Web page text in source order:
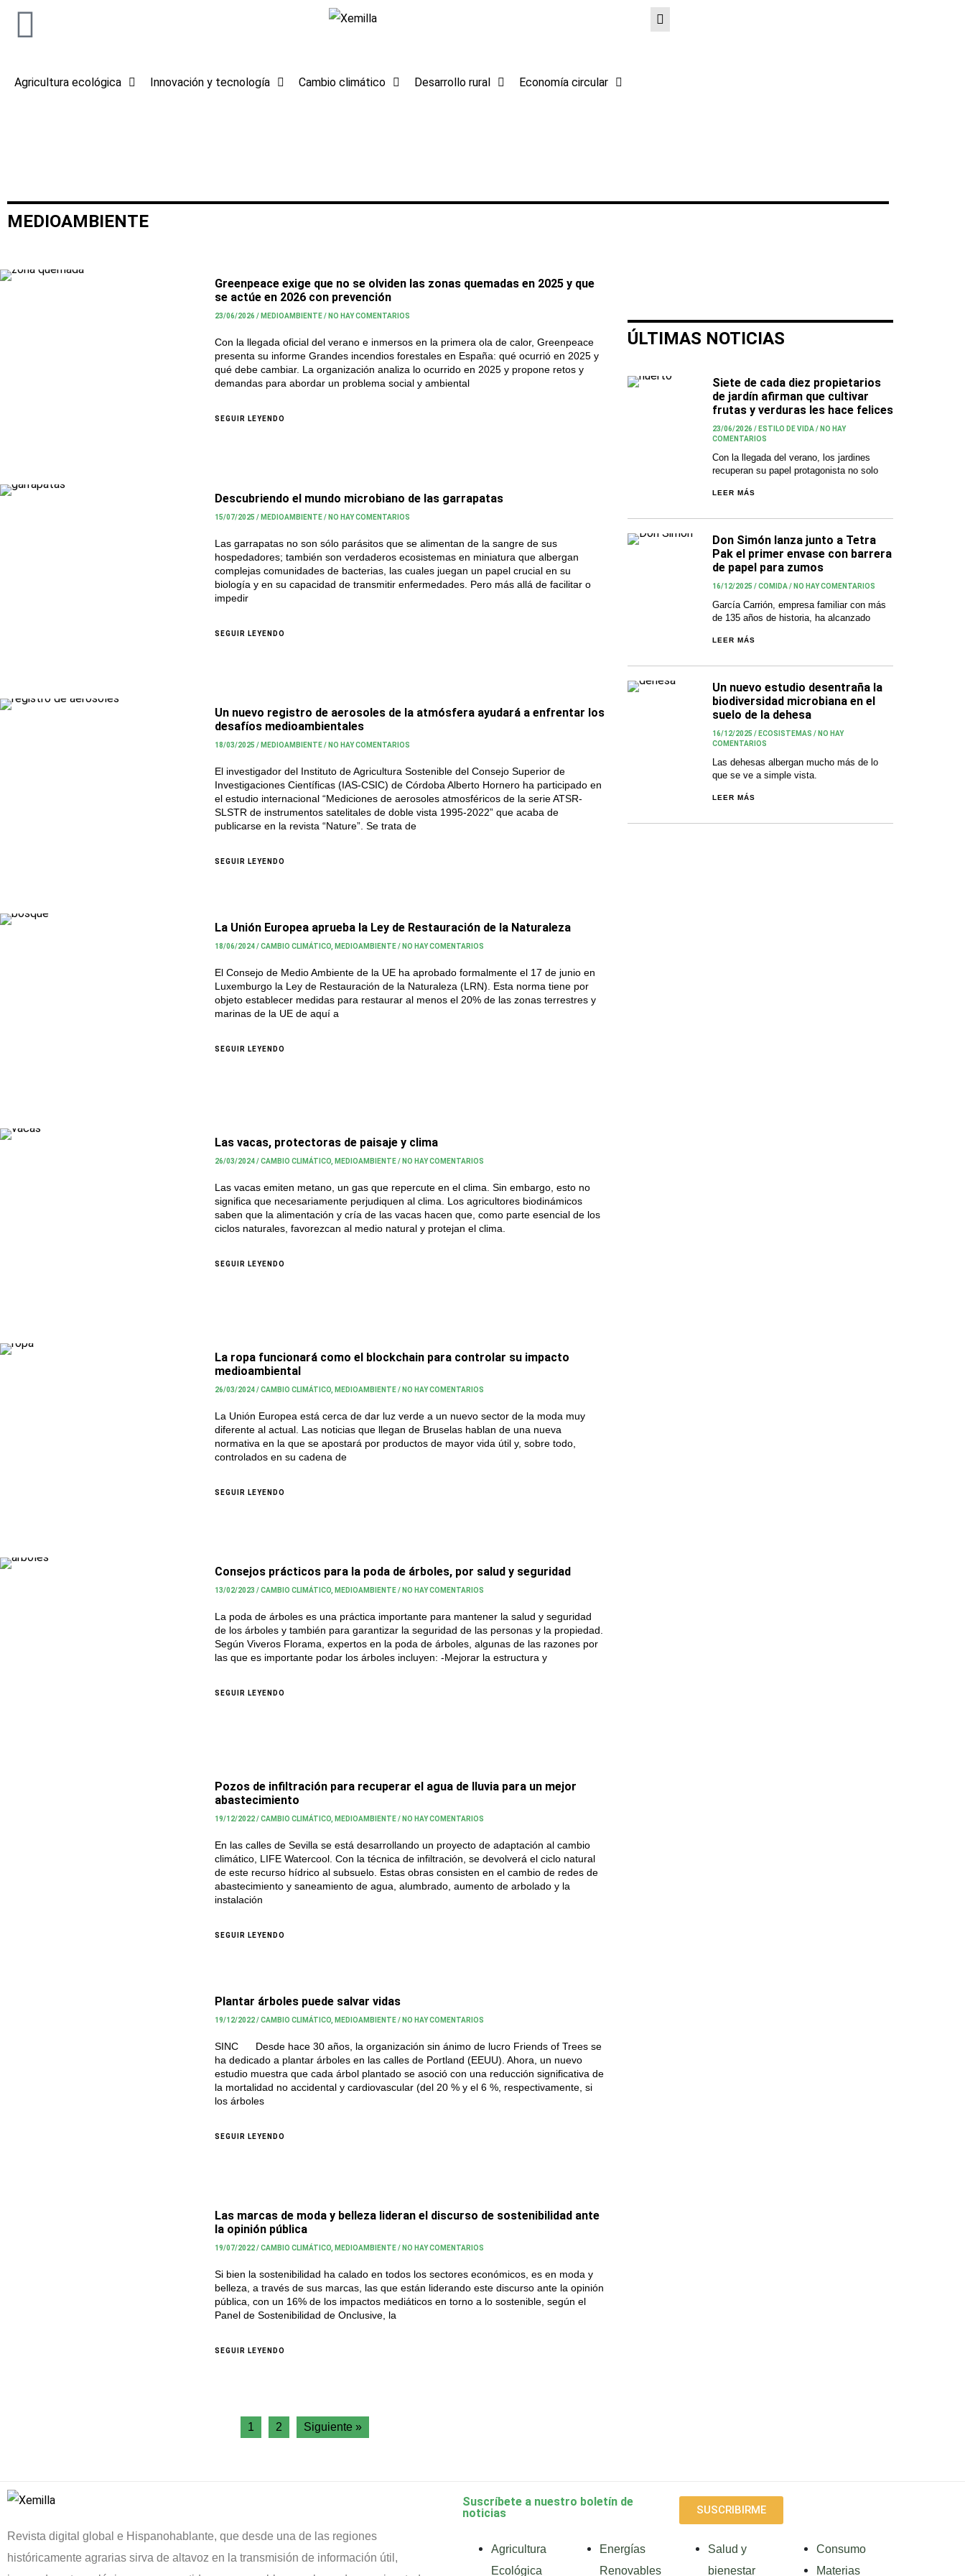
Agricultura ecológica Innovación y tecnología Cambio climático Desarrollo rural Economía circular
MEDIOAMBIENTE
Greenpeace exige que no se olviden las zonas quemadas en 2025 y que
se actúe en 2026 con prevención
23/06/2026 / MEDIOAMBIENTE / NO HAY COMENTARIOS
Con la llegada oficial del verano e inmersos en la primera ola de calor, Greenpeace
presenta su informe Grandes incendios forestales en España: qué ocurrió en 2025 y
qué debe cambiar. La organización analiza lo ocurrido en 2025 y propone retos y
demandas para abordar un problema social y ambiental
SEGUIR LEYENDO
Descubriendo el mundo microbiano de las garrapatas
15/07/2025 / MEDIOAMBIENTE / NO HAY COMENTARIOS
Las garrapatas no son sólo parásitos que se alimentan de la sangre de sus
hospedadores; también son verdaderos ecosistemas en miniatura que albergan
complejas comunidades de bacterias, las cuales juegan un papel crucial en su
biología y en su capacidad de transmitir enfermedades. Pero más allá de facilitar o
impedir
SEGUIR LEYENDO
Un nuevo registro de aerosoles de la atmósfera ayudará a enfrentar los
desafíos medioambientales
18/03/2025 / MEDIOAMBIENTE / NO HAY COMENTARIOS
El investigador del Instituto de Agricultura Sostenible del Consejo Superior de
Investigaciones Científicas (IAS-CSIC) de Córdoba Alberto Hornero ha participado en
el estudio internacional “Mediciones de aerosoles atmosféricos de la serie ATSR-
SLSTR de instrumentos satelitales de doble vista 1995-2022” que acaba de
publicarse en la revista “Nature”. Se trata de
SEGUIR LEYENDO
La Unión Europea aprueba la Ley de Restauración de la Naturaleza
18/06/2024 / CAMBIO CLIMÁTICO, MEDIOAMBIENTE / NO HAY COMENTARIOS
El Consejo de Medio Ambiente de la UE ha aprobado formalmente el 17 de junio en
Luxemburgo la Ley de Restauración de la Naturaleza (LRN). Esta norma tiene por
objeto establecer medidas para restaurar al menos el 20% de las zonas terrestres y
marinas de la UE de aquí a
SEGUIR LEYENDO
Las vacas, protectoras de paisaje y clima
26/03/2024 / CAMBIO CLIMÁTICO, MEDIOAMBIENTE / NO HAY COMENTARIOS
Las vacas emiten metano, un gas que repercute en el clima. Sin embargo, esto no
significa que necesariamente perjudiquen al clima. Los agricultores biodinámicos
saben que la alimentación y cría de las vacas hacen que, como parte esencial de los
ciclos naturales, favorezcan al medio natural y protejan el clima.
SEGUIR LEYENDO
La ropa funcionará como el blockchain para controlar su impacto
medioambiental
26/03/2024 / CAMBIO CLIMÁTICO, MEDIOAMBIENTE / NO HAY COMENTARIOS
La Unión Europea está cerca de dar luz verde a un nuevo sector de la moda muy
diferente al actual. Las noticias que llegan de Bruselas hablan de una nueva
normativa en la que se apostará por productos de mayor vida útil y, sobre todo,
controlados en su cadena de
SEGUIR LEYENDO
Consejos prácticos para la poda de árboles, por salud y seguridad
13/02/2023 / CAMBIO CLIMÁTICO, MEDIOAMBIENTE / NO HAY COMENTARIOS
La poda de árboles es una práctica importante para mantener la salud y seguridad
de los árboles y también para garantizar la seguridad de las personas y la propiedad.
Según Viveros Florama, expertos en la poda de árboles, algunas de las razones por
las que es importante podar los árboles incluyen: -Mejorar la estructura y
SEGUIR LEYENDO
Pozos de infiltración para recuperar el agua de lluvia para un mejor
abastecimiento
19/12/2022 / CAMBIO CLIMÁTICO, MEDIOAMBIENTE / NO HAY COMENTARIOS
En las calles de Sevilla se está desarrollando un proyecto de adaptación al cambio
climático, LIFE Watercool. Con la técnica de infiltración, se devolverá el ciclo natural
de este recurso hídrico al subsuelo. Estas obras consisten en el cambio de redes de
abastecimiento y saneamiento de agua, alumbrado, aumento de arbolado y la
instalación
SEGUIR LEYENDO
Plantar árboles puede salvar vidas
19/12/2022 / CAMBIO CLIMÁTICO, MEDIOAMBIENTE / NO HAY COMENTARIOS
SINC Desde hace 30 años, la organización sin ánimo de lucro Friends of Trees se
ha dedicado a plantar árboles en las calles de Portland (EEUU). Ahora, un nuevo
estudio muestra que cada árbol plantado se asoció con una reducción significativa de
la mortalidad no accidental y cardiovascular (del 20 % y el 6 %, respectivamente, si
los árboles
SEGUIR LEYENDO
Las marcas de moda y belleza lideran el discurso de sostenibilidad ante
la opinión pública
19/07/2022 / CAMBIO CLIMÁTICO, MEDIOAMBIENTE / NO HAY COMENTARIOS
Si bien la sostenibilidad ha calado en todos los sectores económicos, es en moda y
belleza, a través de sus marcas, las que están liderando este discurso ante la opinión
pública, con un 16% de los impactos mediáticos en torno a lo sostenible, según el
Panel de Sostenibilidad de Onclusive, la
SEGUIR LEYENDO
1 2 Siguiente »
ÚLTIMAS NOTICIAS
Siete de cada diez propietarios
de jardín afirman que cultivar
frutas y verduras les hace felices
23/06/2026 / ESTILO DE VIDA / NO HAY
COMENTARIOS
Con la llegada del verano, los jardines
recuperan su papel protagonista no solo
LEER MÁS
Don Simón lanza junto a Tetra
Pak el primer envase con barrera
de papel para zumos
16/12/2025 / COMIDA / NO HAY COMENTARIOS
García Carrión, empresa familiar con más
de 135 años de historia, ha alcanzado
LEER MÁS
Un nuevo estudio desentraña la
biodiversidad microbiana en el
suelo de la dehesa
16/12/2025 / ECOSISTEMAS / NO HAY
COMENTARIOS
Las dehesas albergan mucho más de lo
que se ve a simple vista.
LEER MÁS
Revista digital global e Hispanohablante, que desde una de las regiones
históricamente agrarias sirva de altavoz en la transmisión de información útil,
Suscríbete a nuestro boletín de
noticias
SUSCRIBIRME
Agricultura
Ecológica
Energías
Renovables
Salud y
bienestar
Consumo
Materias